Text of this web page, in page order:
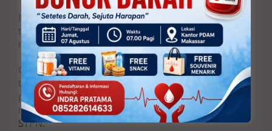
Informasi lebih lanjut mengenai penerimaan
taruna baru Politeknik Agraria STPN dapat diakses
melalui laman resmi stpn.ac.id.
Calon pendaftar juga dapat memperoleh informasi
terkini terkait persyaratan, tahapan seleksi, jadwal
pendaftaran, hingga berbagai kegiatan kampus
melalui akun media sosial resmi Politeknik Agraria
STPN.